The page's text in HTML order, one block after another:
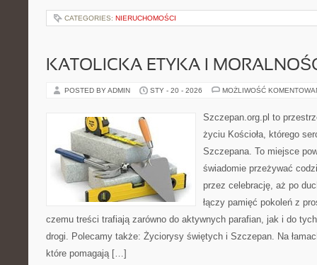
CATEGORIES: NIERUCHOMOŚCI
KATOLICKA ETYKA I
POSTED BY ADMIN STY - 20 - 2026 MOŻLIWOŚĆ
Szczepan.org.pl to
życiu Kościoła, którego
Szczepana. To miejsce
świadomie przeżywać
przez celebrację, aż po
łączy pamięć pokoleń z
czemu treści trafiają zarówno do aktywnych parafian, jak i do
drogi. Polecamy także: Życiorysy świętych i Szczepan. Na
które pomagają […]